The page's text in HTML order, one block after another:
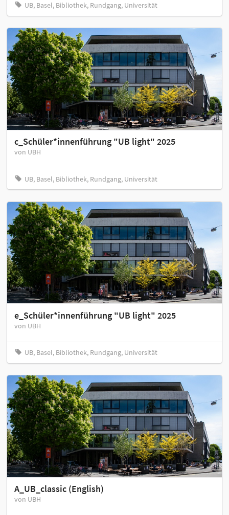
UB, Basel, Bibliothek, Rundgang, Universität
c_Schüler*innenführung "UB light" 2025
von UBH
UB, Basel, Bibliothek, Rundgang, Universität
e_Schüler*innenführung "UB light" 2025
von UBH
UB, Basel, Bibliothek, Rundgang, Universität
A_UB_classic (English)
von UBH